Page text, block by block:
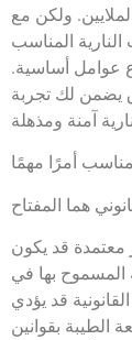
ولكن مع
النارية المناسب
عوامل أساسية.
يضمن لك تجربة
أمرًا مهمًا
هما المفتاح
معتمدة قد يكون
المسموح بها في
قد يؤدي
الطيبة بقوانين